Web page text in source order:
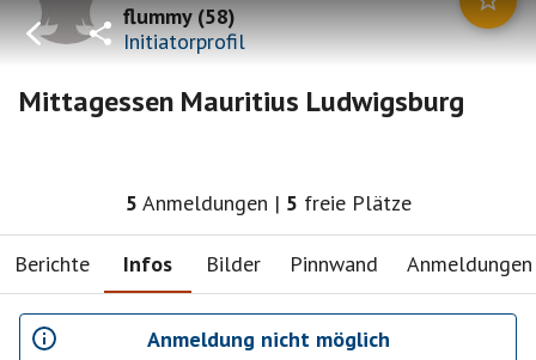
flummy(58)
Initiatorprofil
Mittagessen Mauritius Ludwigsburg
5 Anmeldungen | 5 freie Plätze
Berichte Infos Bilder Pinnwand Anmeldungen
Anmeldung nicht möglich